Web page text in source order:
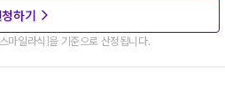
하기
스마일라식]을 기준으로 산정됩니다.